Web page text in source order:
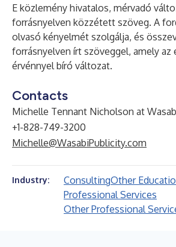
E közlemény hivatalos, mérvadó
forrásnyelven közzétett szöveg. A
olvasó kényelmét szolgálja, és
forrásnyelven írt szöveggel, amely az
érvénnyel bíró változat.
Contacts
Michelle Tennant Nicholson at
+1-828-749-3200
Michelle@WasabiPublicity.com
Industry: ConsultingOther
Professional Services
Other Professional